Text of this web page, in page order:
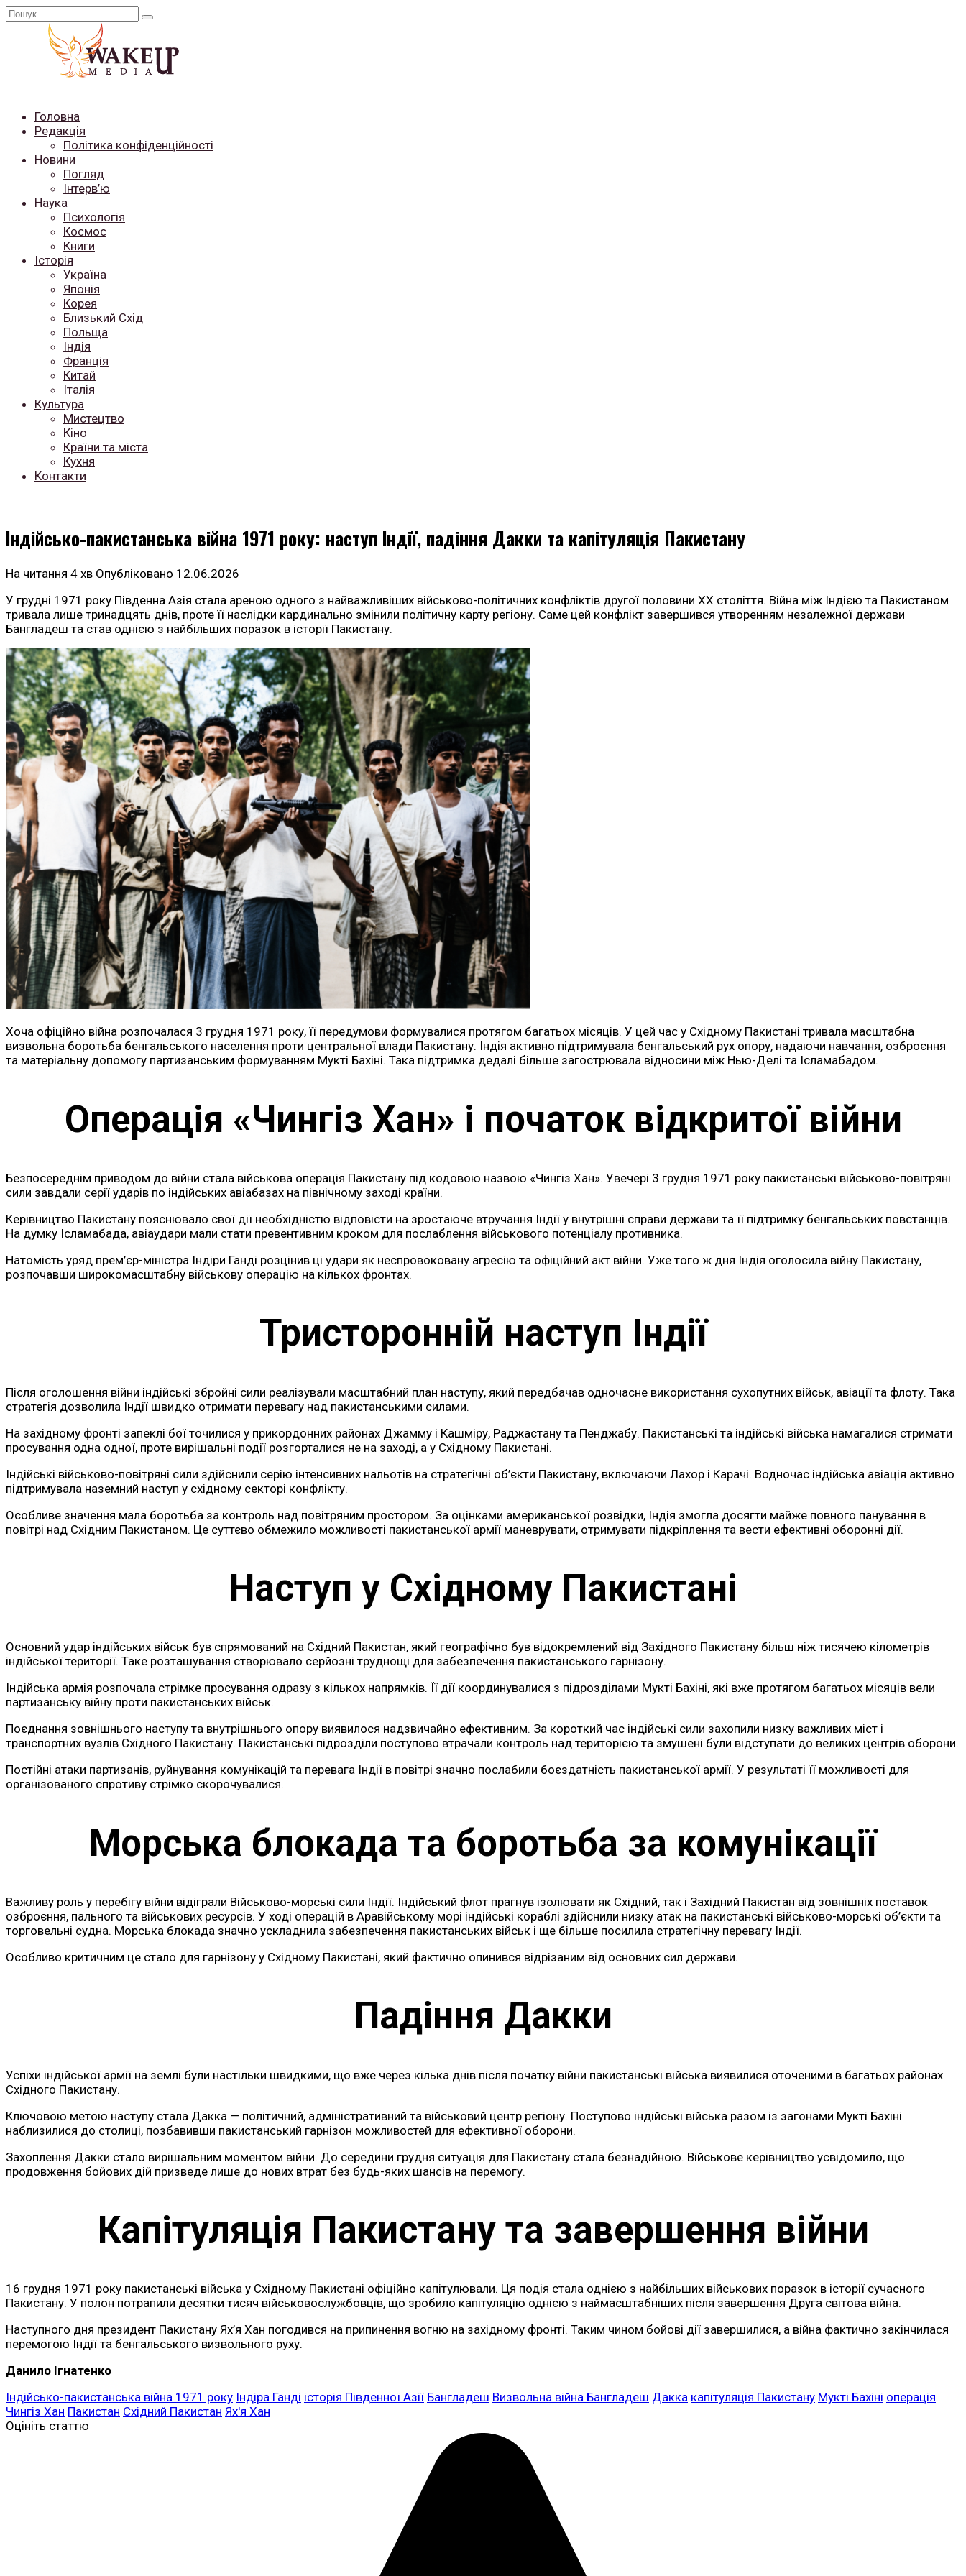
Перейти
Search
Головна
Редакція
Політика конфіденційності
Новини
Погляд
Інтерв’ю
Наука
Психологія
Космос
Книги
Історія
Україна
Японія
Корея
Близький Схід
Польща
Індія
Франція
Китай
Італія
Культура
Мистецтво
Кіно
Країни та міста
Кухня
Контакти
Індійсько-пакистанська війна 1971 року: наступ Індії, падіння Дакки та капітуляція Пакистану
На читання 4 хв Опубліковано 12.06.2026
У грудні 1971 року Південна Азія стала ареною одного з найважливіших військово-політичних конфліктів другої половини XX століття. Війна між Індією та Пакистаном
тривала лише тринадцять днів, проте її наслідки кардинально змінили політичну карту регіону. Саме цей конфлікт завершився утворенням незалежної держави
Бангладеш та став однією з найбільших поразок в історії Пакистану.
Хоча офіційно війна розпочалася 3 грудня 1971 року, її передумови формувалися протягом багатьох місяців. У цей час у Східному Пакистані тривала масштабна
визвольна боротьба бенгальського населення проти центральної влади Пакистану. Індія активно підтримувала бенгальський рух опору, надаючи навчання, озброєння
та матеріальну допомогу партизанським формуванням Мукті Бахіні. Така підтримка дедалі більше загострювала відносини між Нью-Делі та Ісламабадом.
Операція «Чингіз Хан» і початок відкритої війни
Безпосереднім приводом до війни стала військова операція Пакистану під кодовою назвою «Чингіз Хан». Увечері 3 грудня 1971 року пакистанські військово-повітряні
сили завдали серії ударів по індійських авіабазах на північному заході країни.
Керівництво Пакистану пояснювало свої дії необхідністю відповісти на зростаюче втручання Індії у внутрішні справи держави та її підтримку бенгальських повстанців.
На думку Ісламабада, авіаудари мали стати превентивним кроком для послаблення військового потенціалу противника.
Натомість уряд прем’єр-міністра Індіри Ганді розцінив ці удари як неспровоковану агресію та офіційний акт війни. Уже того ж дня Індія оголосила війну Пакистану,
розпочавши широкомасштабну військову операцію на кількох фронтах.
Тристоронній наступ Індії
Після оголошення війни індійські збройні сили реалізували масштабний план наступу, який передбачав одночасне використання сухопутних військ, авіації та флоту. Така
стратегія дозволила Індії швидко отримати перевагу над пакистанськими силами.
На західному фронті запеклі бої точилися у прикордонних районах Джамму і Кашміру, Раджастану та Пенджабу. Пакистанські та індійські війська намагалися стримати
просування одна одної, проте вирішальні події розгорталися не на заході, а у Східному Пакистані.
Індійські військово-повітряні сили здійснили серію інтенсивних нальотів на стратегічні об’єкти Пакистану, включаючи Лахор і Карачі. Водночас індійська авіація активно
підтримувала наземний наступ у східному секторі конфлікту.
Особливе значення мала боротьба за контроль над повітряним простором. За оцінками американської розвідки, Індія змогла досягти майже повного панування в
повітрі над Східним Пакистаном. Це суттєво обмежило можливості пакистанської армії маневрувати, отримувати підкріплення та вести ефективні оборонні дії.
Наступ у Східному Пакистані
Основний удар індійських військ був спрямований на Східний Пакистан, який географічно був відокремлений від Західного Пакистану більш ніж тисячею кілометрів
індійської території. Таке розташування створювало серйозні труднощі для забезпечення пакистанського гарнізону.
Індійська армія розпочала стрімке просування одразу з кількох напрямків. Її дії координувалися з підрозділами Мукті Бахіні, які вже протягом багатьох місяців вели
партизанську війну проти пакистанських військ.
Поєднання зовнішнього наступу та внутрішнього опору виявилося надзвичайно ефективним. За короткий час індійські сили захопили низку важливих міст і
транспортних вузлів Східного Пакистану. Пакистанські підрозділи поступово втрачали контроль над територією та змушені були відступати до великих центрів оборони.
Постійні атаки партизанів, руйнування комунікацій та перевага Індії в повітрі значно послабили боєздатність пакистанської армії. У результаті її можливості для
організованого спротиву стрімко скорочувалися.
Морська блокада та боротьба за комунікації
Важливу роль у перебігу війни відіграли Військово-морські сили Індії. Індійський флот прагнув ізолювати як Східний, так і Західний Пакистан від зовнішніх поставок
озброєння, пального та військових ресурсів. У ході операцій в Аравійському морі індійські кораблі здійснили низку атак на пакистанські військово-морські об’єкти та
торговельні судна. Морська блокада значно ускладнила забезпечення пакистанських військ і ще більше посилила стратегічну перевагу Індії.
Особливо критичним це стало для гарнізону у Східному Пакистані, який фактично опинився відрізаним від основних сил держави.
Падіння Дакки
Успіхи індійської армії на землі були настільки швидкими, що вже через кілька днів після початку війни пакистанські війська виявилися оточеними в багатьох районах
Східного Пакистану.
Ключовою метою наступу стала Дакка — політичний, адміністративний та військовий центр регіону. Поступово індійські війська разом із загонами Мукті Бахіні
наблизилися до столиці, позбавивши пакистанський гарнізон можливостей для ефективної оборони.
Захоплення Дакки стало вирішальним моментом війни. До середини грудня ситуація для Пакистану стала безнадійною. Військове керівництво усвідомило, що
продовження бойових дій призведе лише до нових втрат без будь-яких шансів на перемогу.
Капітуляція Пакистану та завершення війни
16 грудня 1971 року пакистанські війська у Східному Пакистані офіційно капітулювали. Ця подія стала однією з найбільших військових поразок в історії сучасного
Пакистану. У полон потрапили десятки тисяч військовослужбовців, що зробило капітуляцію однією з наймасштабніших після завершення Друга світова війна.
Наступного дня президент Пакистану Ях’я Хан погодився на припинення вогню на західному фронті. Таким чином бойові дії завершилися, а війна фактично закінчилася
перемогою Індії та бенгальського визвольного руху.
Данило Ігнатенко
Індійсько-пакистанська війна 1971 року Індіра Ганді історія Південної Азії Бангладеш Визвольна війна Бангладеш Дакка капітуляція Пакистану Мукті Бахіні операція
Чингіз Хан Пакистан Східний Пакистан Ях'я Хан
Оцініть статтю